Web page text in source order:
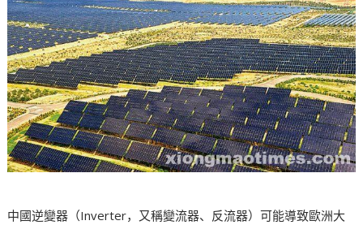
中國逆變器（Inverter，又稱變流器、反流器）可能導致歐洲大